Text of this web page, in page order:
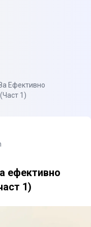
Ефективно
1)
ефективно
1)